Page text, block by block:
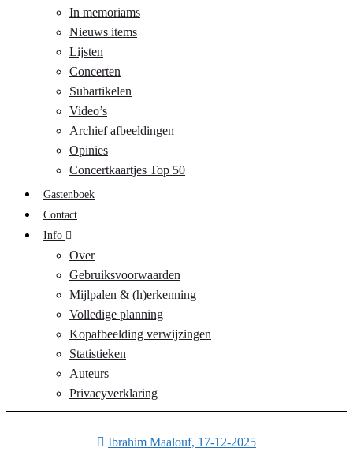
In memoriams
Nieuws items
Lijsten
Concerten
Subartikelen
Video’s
Archief afbeeldingen
Opinies
Concertkaartjes Top 50
Gastenboek
Contact
Info
Over
Gebruiksvoorwaarden
Mijlpalen & (h)erkenning
Volledige planning
Kopafbeelding verwijzingen
Statistieken
Auteurs
Privacyverklaring
Ibrahim Maalouf, 17-12-2025